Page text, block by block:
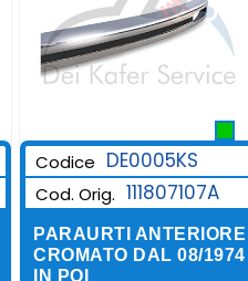
Codice DE0005KS
Cod. Orig. 111807107A
PARAURTI ANTERIORE
CROMATO DAL 08/1974
IN POI